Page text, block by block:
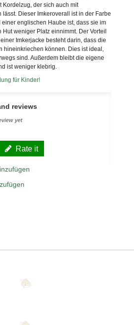
Kordelzug, der sich auch mit
lässt. Dieser Imkeroverall ist in der Farbe
englischen Haube ist, dass sie im
weniger Platz einnimmt. Der Vorteil
Imkerjacke besteht darin, dass die
hineinkriechen können. Dies ist ideal,
sind. Außerdem bleibt die eigene
ist weniger klebrig.
für Kinder!
reviews
yet
Rate it